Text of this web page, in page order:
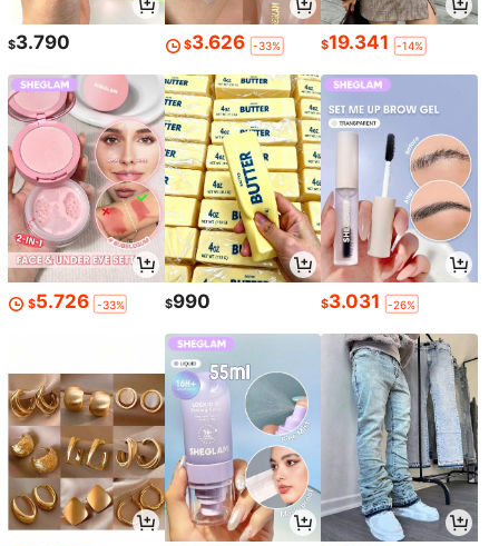
$3.790 $3.626 -33% $19.341 -14%
$5.726 -33% $990 $3.031 -26%